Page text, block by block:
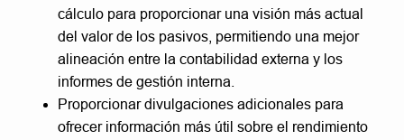
cálculo para proporcionar una visión más actual
del valor de los pasivos, permitiendo una mejor
alineación entre la contabilidad externa y los
informes de gestión interna.
Proporcionar divulgaciones adicionales para
ofrecer información más útil sobre el rendimiento